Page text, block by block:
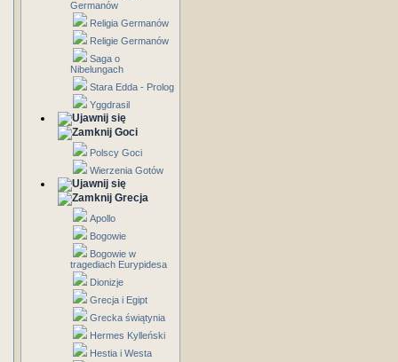
Germanów
Religia Germanów
Religie Germanów
Saga o
Nibelungach
Stara Edda - Prolog
Yggdrasil
Goci
Polscy Goci
Wierzenia Gotów
Grecja
Apollo
Bogowie
Bogowie w
tragediach Eurypidesa
Dionizje
Grecja i Egipt
Grecka świątynia
Hermes Kylleński
Hestia i Westa